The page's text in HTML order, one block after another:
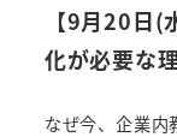
【9月20日
化が必要な
なぜ今、企業内